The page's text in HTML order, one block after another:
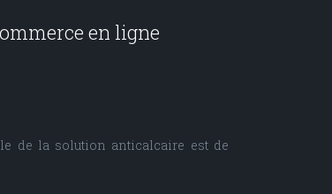
en ligne
de la solution anticalcaire est de